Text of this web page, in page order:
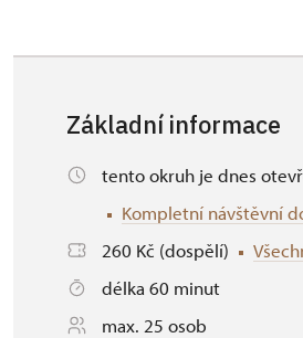
Základní informace
tento okruh je dnes
Kompletní návštěvní
260 Kč (dospělí)
délka 60 minut
max. 25 osob